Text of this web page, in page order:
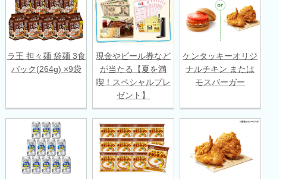
ラ王 担々麺 袋麺 3食
パック(264g) ×9袋
現金やビール券など
が当たる【夏を満
喫！スペシャルプレ
ゼント】
ケンタッキーオリジ
ナルチキン または
モスバーガー